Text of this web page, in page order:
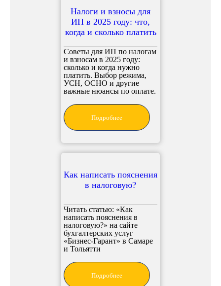
Налоги и взносы для
ИП в 2025 году: что,
когда и сколько платить
Советы для ИП по налогам
и взносам в 2025 году:
сколько и когда нужно
платить. Выбор режима,
УСН, ОСНО и другие
важные нюансы по оплате.
Подробнее
Как написать пояснения
в налоговую?
Читать статью: «Как
написать пояснения в
налоговую?» на сайте
бухгалтерских услуг
«Бизнес-Гарант» в Самаре
и Тольятти
Подробнее